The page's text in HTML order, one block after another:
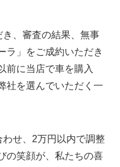
、審査の結果、無事
」をご成約いただき
前に当店で車を購入
社を選んでいただく一
せ、2万円以内で調整
の笑顔が、私たちの喜